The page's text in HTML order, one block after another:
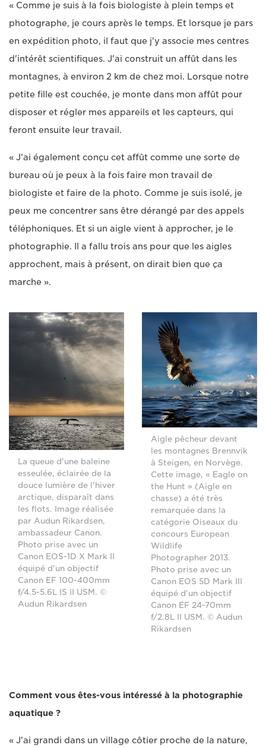
« Comme je suis à la fois biologiste à plein temps et
photographe, je cours après le temps. Et lorsque je pars
en expédition photo, il faut que j'y associe mes centres
d'intérêt scientifiques. J'ai construit un affût dans les
montagnes, à environ 2 km de chez moi. Lorsque notre
petite fille est couchée, je monte dans mon affût pour
disposer et régler mes appareils et les capteurs, qui
feront ensuite leur travail.
« J'ai également conçu cet affût comme une sorte de
bureau où je peux à la fois faire mon travail de
biologiste et faire de la photo. Comme je suis isolé, je
peux me concentrer sans être dérangé par des appels
téléphoniques. Et si un aigle vient à approcher, je le
photographie. Il a fallu trois ans pour que les aigles
approchent, mais à présent, on dirait bien que ça
marche ».
La queue d'une baleine
esseulée, éclairée de la
douce lumière de l'hiver
arctique, disparaît dans
les flots. Image réalisée
par Audun Rikardsen,
ambassadeur Canon.
Photo prise avec un
Canon EOS-1D X Mark II
équipé d'un objectif
Canon EF 100-400mm
f/4.5-5.6L IS II USM. ©
Audun Rikardsen
Aigle pêcheur devant
les montagnes Brennvik
à Steigen, en Norvège.
Cette image, « Eagle on
the Hunt » (Aigle en
chasse) a été très
remarquée dans la
catégorie Oiseaux du
concours European
Wildlife
Photographer 2013.
Photo prise avec un
Canon EOS 5D Mark III
équipé d'un objectif
Canon EF 24-70mm
f/2.8L II USM. © Audun
Rikardsen
Comment vous êtes-vous intéressé à la photographie
aquatique ?
« J'ai grandi dans un village côtier proche de la nature,